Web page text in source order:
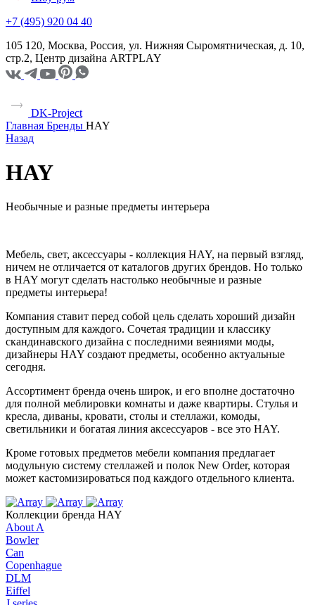
+7 (495) 920 04 40
105 120, Москва, Россия, ул. Нижняя Сыромятническая, д. 10,
стр.2, Центр дизайна ARTPLAY
DK-Project
Главная Бренды HAY
Назад
HAY
Необычные и разные предметы интерьера
Мебель, свет, аксессуары - коллекция HAY, на первый взгляд,
ничем не отличается от каталогов других брендов. Но только
в HAY могут сделать настолько необычные и разные
предметы интерьера!
Компания ставит перед собой цель сделать хороший дизайн
доступным для каждого. Сочетая традиции и классику
скандинавского дизайна с последними веяниями моды,
дизайнеры HAY создают предметы, особенно актуальные
сегодня.
Ассортимент бренда очень широк, и его вполне достаточно
для полной меблировки комнаты и даже квартиры. Стулья и
кресла, диваны, кровати, столы и стеллажи, комоды,
светильники и богатая линия аксессуаров - все это HAY.
Кроме готовых предметов мебели компания предлагает
модульную систему стеллажей и полок New Order, которая
может кастомизироваться под каждого отдельного клиента.
Коллекции бренда HAY
About A
Bowler
Can
Copenhague
DLM
Eiffel